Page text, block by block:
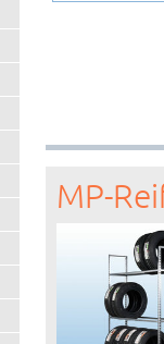
MP-